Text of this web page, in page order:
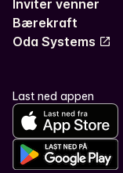
Inviter venner
Bærekraft
Oda Systems
Last ned appen